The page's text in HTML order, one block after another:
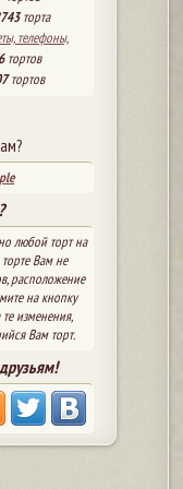
торта
телефоны,
тортов
тортов
любой торт на
Вам не
расположение
на кнопку
изменения,
Вам торт.